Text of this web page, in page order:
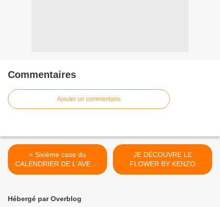
Commentaires
Ajouter un commentaire
< Sixième case du
CALENDRIER DE L'AVENT
2022 du site PASSAGE DU
JE DÉCOUVRE LE
FLOWER BY KENZO
L’ABSOLUE EAU DE
Hébergé par Overblog